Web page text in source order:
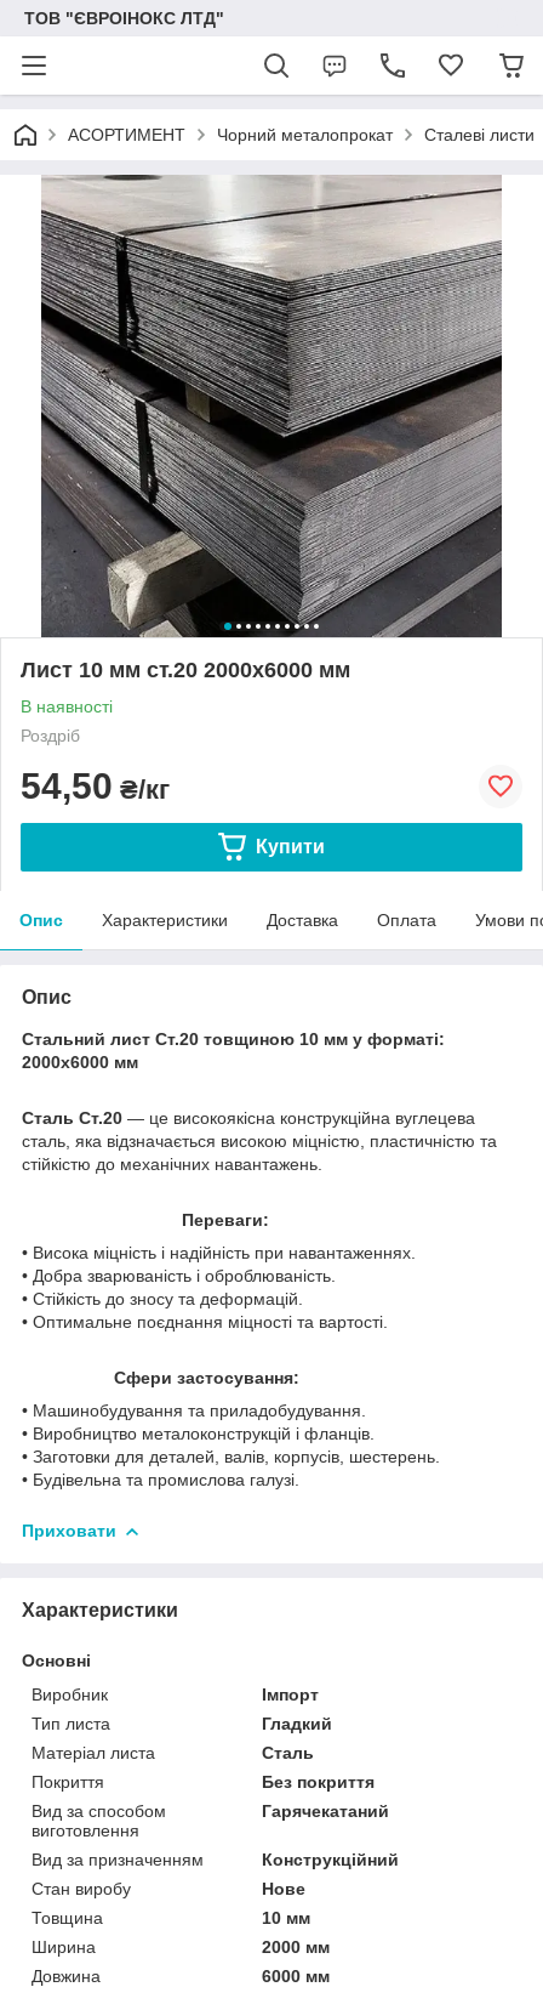
ТОВ "ЄВРОІНОКС ЛТД"
АСОРТИМЕНТ Чорний металопрокат Сталеві листи
Лист 10 мм ст.20 2000х6000 мм
В наявності
Роздріб
54,50 ₴/кг
Купити
Опис Характеристики Доставка Оплата Умови
Опис
Стальний лист Ст.20 товщиною 10 мм у форматі:
2000х6000 мм
Сталь Ст.20 — це високоякісна конструкційна вуглецева
сталь, яка відзначається високою міцністю, пластичністю та
стійкістю до механічних навантажень.
Переваги:
• Висока міцність і надійність при навантаженнях.
• Добра зварюваність і оброблюваність.
• Стійкість до зносу та деформацій.
• Оптимальне поєднання міцності та вартості.
Сфери застосування:
• Машинобудування та приладобудування.
• Виробництво металоконструкцій і фланців.
• Заготовки для деталей, валів, корпусів, шестерень.
• Будівельна та промислова галузі.
Приховати
Характеристики
Основні
Виробник
Імпорт
Тип листа
Гладкий
Матеріал листа
Сталь
Покриття
Без покриття
Вид за способом
виготовлення
Гарячекатаний
Вид за призначенням
Конструкційний
Стан виробу
Нове
Товщина
10 мм
Ширина
2000 мм
Довжина
6000 мм